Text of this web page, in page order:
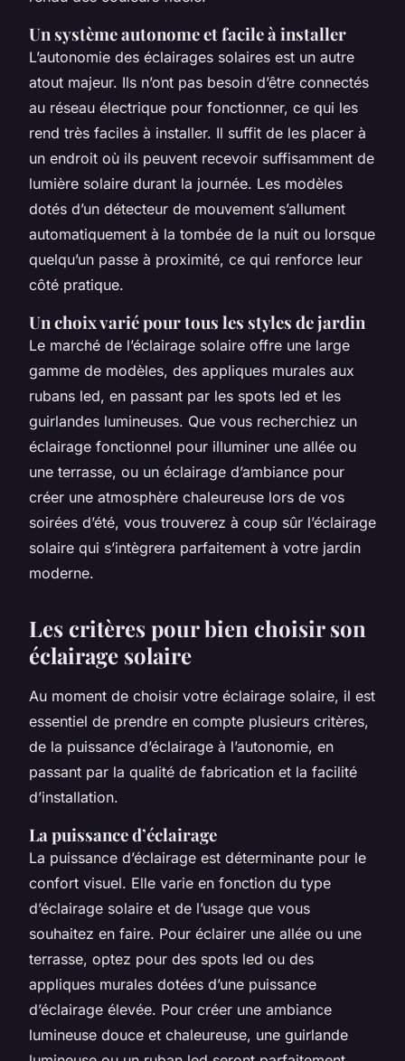
Un système autonome et facile à installer
L’autonomie des éclairages solaires est un autre
atout majeur. Ils n’ont pas besoin d’être connectés
au réseau électrique pour fonctionner, ce qui les
rend très faciles à installer. Il suffit de les placer à
un endroit où ils peuvent recevoir suffisamment de
lumière solaire durant la journée. Les modèles
dotés d’un détecteur de mouvement s’allument
automatiquement à la tombée de la nuit ou lorsque
quelqu’un passe à proximité, ce qui renforce leur
côté pratique.
Un choix varié pour tous les styles de jardin
Le marché de l’éclairage solaire offre une large
gamme de modèles, des appliques murales aux
rubans led, en passant par les spots led et les
guirlandes lumineuses. Que vous recherchiez un
éclairage fonctionnel pour illuminer une allée ou
une terrasse, ou un éclairage d’ambiance pour
créer une atmosphère chaleureuse lors de vos
soirées d’été, vous trouverez à coup sûr l’éclairage
solaire qui s’intègrera parfaitement à votre jardin
moderne.
Les critères pour bien choisir son
éclairage solaire
Au moment de choisir votre éclairage solaire, il est
essentiel de prendre en compte plusieurs critères,
de la puissance d’éclairage à l’autonomie, en
passant par la qualité de fabrication et la facilité
d’installation.
La puissance d’éclairage
La puissance d’éclairage est déterminante pour le
confort visuel. Elle varie en fonction du type
d’éclairage solaire et de l’usage que vous
souhaitez en faire. Pour éclairer une allée ou une
terrasse, optez pour des spots led ou des
appliques murales dotées d’une puissance
d’éclairage élevée. Pour créer une ambiance
lumineuse douce et chaleureuse, une guirlande